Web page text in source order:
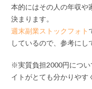
本的にはその人の年収や
決まります。
週末副業ストックフォト
しているので、参考にし
※実質負担2000円につ
イトがとても分かりやす